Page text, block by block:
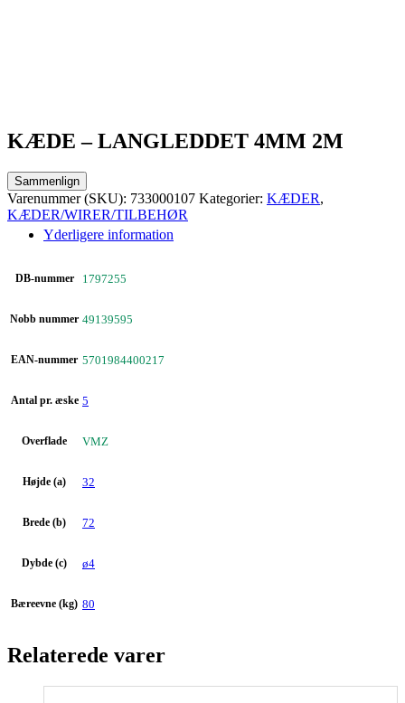
KÆDE – LANGLEDDET 4MM 2M
Sammenlign
Varenummer (SKU): 733000107 Kategorier: KÆDER,
KÆDER/WIRER/TILBEHØR
Yderligere information
DB-nummer 1797255
Nobb nummer 49139595
EAN-nummer 5701984400217
Antal pr. æske 5
Overflade VMZ
Højde (a) 32
Brede (b) 72
Dybde (c) ø4
Bæreevne (kg) 80
Relaterede varer